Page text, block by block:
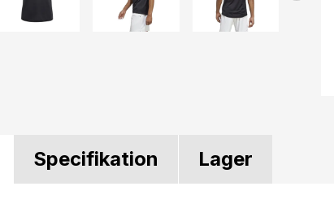
Specifikation Lager